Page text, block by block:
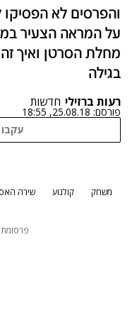
והפרסים לא
על המראה הצעיר
מחלת הסרטן ואיך
בגילה
רעות ברזילי חדשות
פורסם: 25.08.18, 18:55
עקבו
משחק קולנוע שירה האס
פרסומת